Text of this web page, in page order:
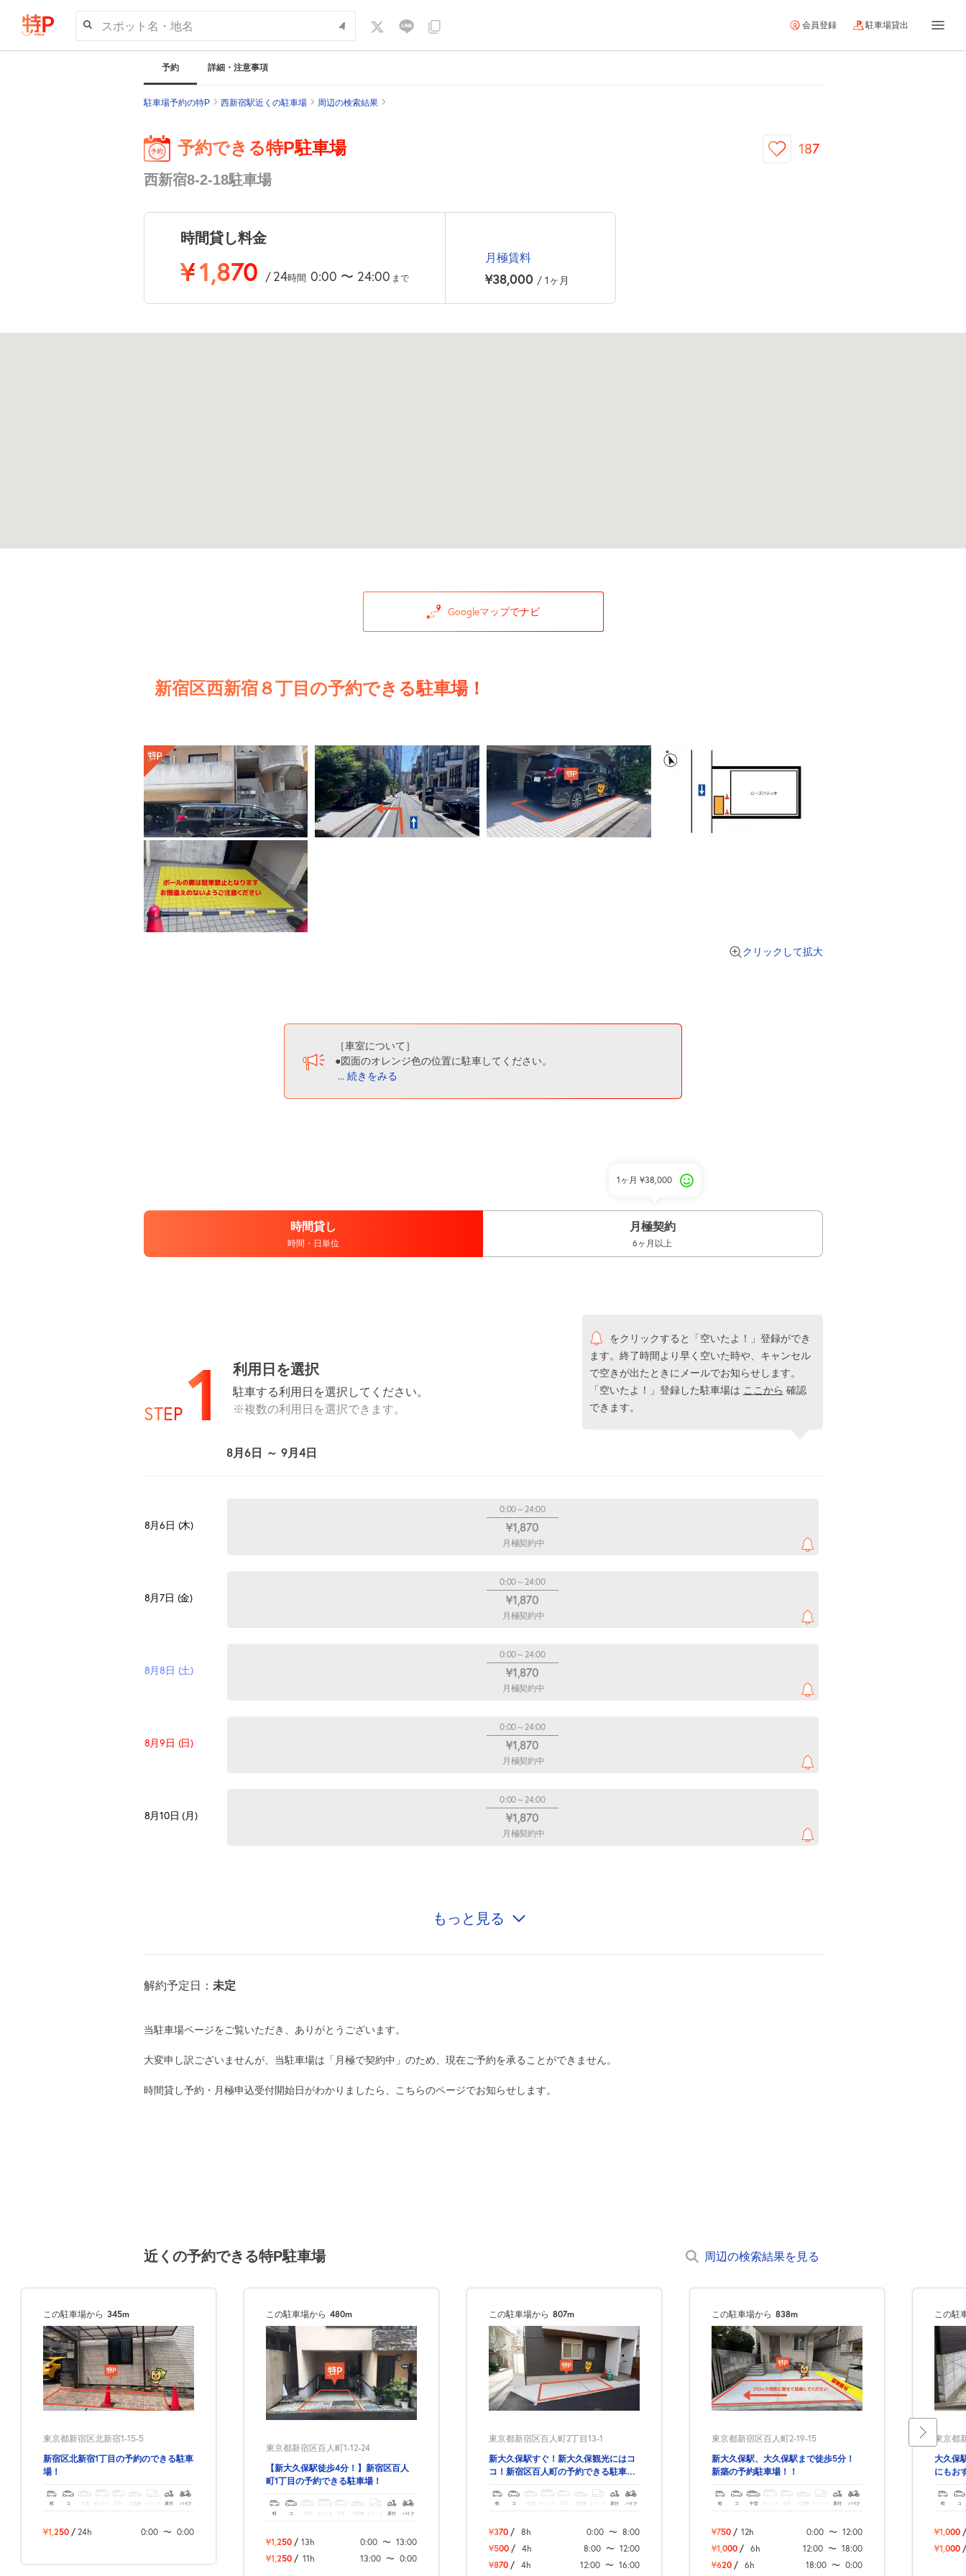
スポット名・地名 会員登録 駐車場貸出
予約 詳細・注意事項
駐車場予約の特P 西新宿駅近くの駐車場 周辺の検索結果
予約できる特P駐車場
西新宿8-2-18駐車場
187
時間貸し料金
¥1,870 / 24時間 0:00 〜 24:00 まで
月極賃料
¥38,000 / 1ヶ月
Googleマップでナビ
新宿区西新宿８丁目の予約できる駐車場！
クリックして拡大
［車室について］
●図面のオレンジ色の位置に駐車してください。
... 続きをみる
時間貸し
時間・日単位
1ヶ月¥38,000
月極契約
6ヶ月以上
STEP 1 利用日を選択
駐車する利用日を選択してください。
※複数の利用日を選択できます。
をクリックすると「空いたよ！」登録ができ
ます。終了時間より早く空いた時や、キャンセル
で空きが出たときにメールでお知らせします。
「空いたよ！」登録した駐車場は ここから 確認
できます。
8月6日 ～ 9月4日
8月6日 (木)
0:00～24:00
¥1,870
月極契約中
8月7日 (金)
0:00～24:00
¥1,870
月極契約中
8月8日 (土)
0:00～24:00
¥1,870
月極契約中
8月9日 (日)
0:00～24:00
¥1,870
月極契約中
8月10日 (月)
0:00～24:00
¥1,870
月極契約中
山の日
0:00～24:00
月極契約中
8月13日 (木)
0:00～24:00
¥1,870
0:00～24:00
月極契約中
8月17日 (月)
0:00～24:00
¥1,870
月極契約中
月極契約中
0:00～24:00
月極契約中
もっと見る
解約予定日： 未定
当駐車場ページをご覧いただき、ありがとうございます。
大変申し訳ございませんが、当駐車場は「月極で契約中」のため、現在ご予約を承ることができません。
時間貸し予約・月極申込受付開始日がわかりましたら、こちらのページでお知らせします。
近くの予約できる特P駐車場 周辺の検索結果を見る
この駐車場から 345m
東京都新宿区北新宿1-15-5
新宿区北新宿1丁目の予約のできる駐車
場！
軽 コ ボックス SUV トラック 原付 バイク
¥1,250 / 24h 0:00 〜 0:00
この駐車場から 480m
東京都新宿区百人町1-12-24
【新大久保駅徒歩4分！】新宿区百人
町1丁目の予約できる駐車場！
軽 コ 中型 ボックス SUV 大型車 トラック 原付 バイク
¥1,250 / 13h 0:00 〜 13:00
¥1,250 / 11h 13:00 〜 0:00
この駐車場から 807m
東京都新宿区百人町2丁目13-1
新大久保駅すぐ！新大久保観光にはコ
コ！新宿区百人町の予約できる駐車
軽 コ ボックス SUV トラック 原付 バイク
¥370 / 8h 0:00 〜 8:00
¥500 / 4h 8:00 〜 12:00
¥870 / 4h 12:00 〜 16:00
この駐車場から 838m
東京都新宿区百人町2-19-15
新大久保駅、大久保駅まで徒歩5分！
新築の予約駐車場！！
軽 コ 中型 ボックス SUV トラック 原付 バイク
¥750 / 12h 0:00 〜 12:00
¥1,000 / 6h 12:00 〜 18:00
¥620 / 6h 18:00 〜 0:00
この駐
東京都
大久保
にもお
軽 コ
¥1,000 /
¥1,000 /